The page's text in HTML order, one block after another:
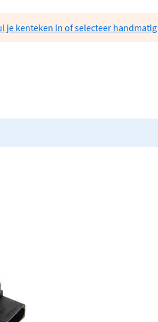
je kenteken in of selecteer handmatig